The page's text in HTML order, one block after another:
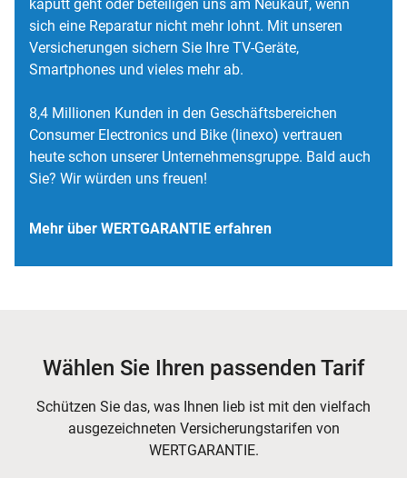
kaputt geht oder beteiligen uns am Neukauf, wenn
sich eine Reparatur nicht mehr lohnt. Mit unseren
Versicherungen sichern Sie Ihre TV-Geräte,
Smartphones und vieles mehr ab.
8,4 Millionen Kunden in den Geschäftsbereichen
Consumer Electronics und Bike (linexo) vertrauen
heute schon unserer Unternehmensgruppe. Bald auch
Sie? Wir würden uns freuen!
Mehr über WERTGARANTIE erfahren
Wählen Sie Ihren passenden Tarif
Schützen Sie das, was Ihnen lieb ist mit den vielfach
ausgezeichneten Versicherungstarifen von
WERTGARANTIE.